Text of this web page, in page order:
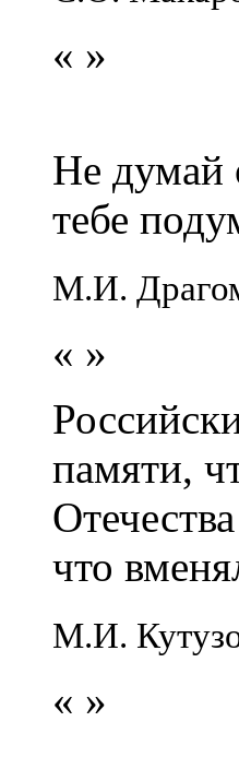
« »
Не думай
тебе
М.И.
« »
памяти,
что
М.И.
« »